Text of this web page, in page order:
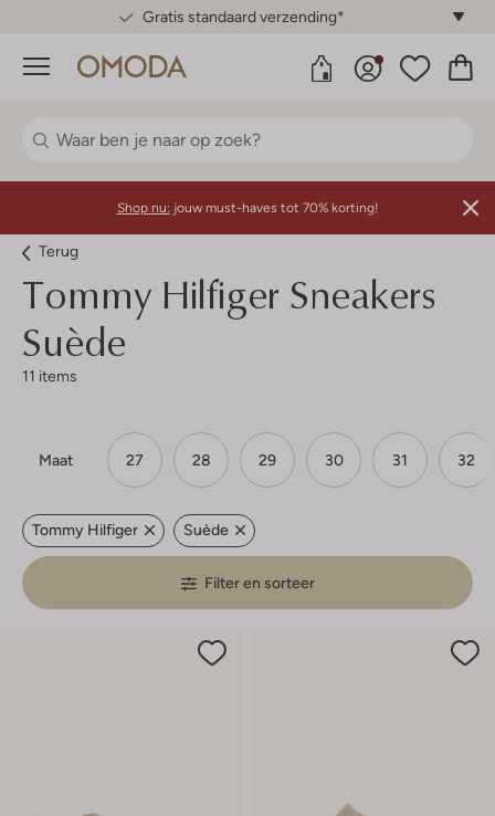
Gratis standaard verzending*
Menu
Shop nu: jouw must-haves tot 70% korting!
Terug
Tommy Hilfiger Sneakers
Suède
11 items
Maat 27 28 29 30 31 32
Tommy Hilfiger Suède
Filter en sorteer